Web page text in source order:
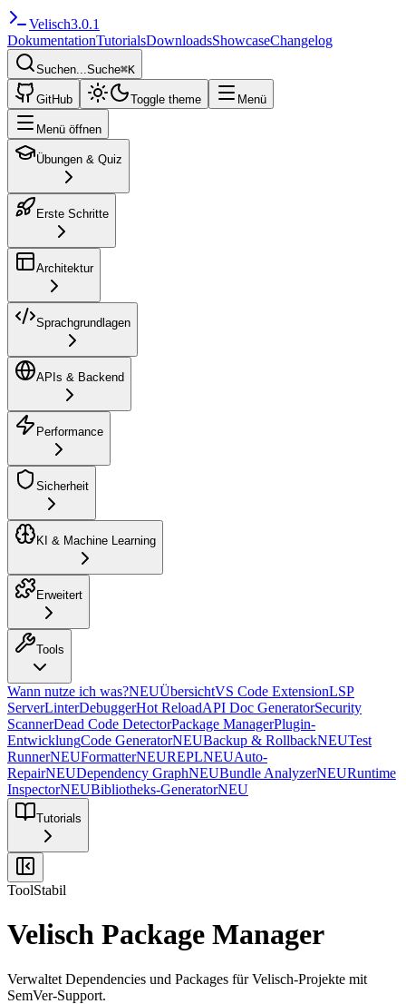
Velisch3.0.1
DokumentationTutorialsDownloadsShowcaseChangelog
Suchen...Suche⌘K
GitHub Toggle theme Menü
Menü öffnen
Übungen & Quiz
Erste Schritte
Architektur
Sprachgrundlagen
APIs & Backend
Performance
Sicherheit
KI & Machine Learning
Erweitert
Tools
Wann nutze ich was?NEUÜbersichtVS Code ExtensionLSP
ServerLinterDebuggerHot ReloadAPI Doc GeneratorSecurity
ScannerDead Code DetectorPackage ManagerPlugin-
EntwicklungCode GeneratorNEUBackup & RollbackNEUTest
RunnerNEUFormatterNEUREPLNEUAuto-
RepairNEUDependency GraphNEUBundle AnalyzerNEURuntime
InspectorNEUBibliotheks-GeneratorNEU
Tutorials
ToolStabil
Velisch Package Manager
Verwaltet Dependencies und Packages für Velisch-Projekte mit
SemVer-Support.